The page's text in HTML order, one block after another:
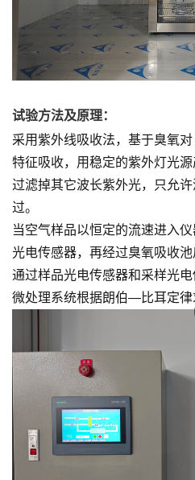
试验方法及原理：
采用紫外线吸收法，基于臭氧
特征吸收，用稳定的紫外灯光
过滤掉其它波长紫外光，只允
过。
当空气样品以恒定的流速进入
光电传感器，再经过臭氧吸收池
通过样品光电传感器和采样光
微处理系统根据朗伯—比耳定